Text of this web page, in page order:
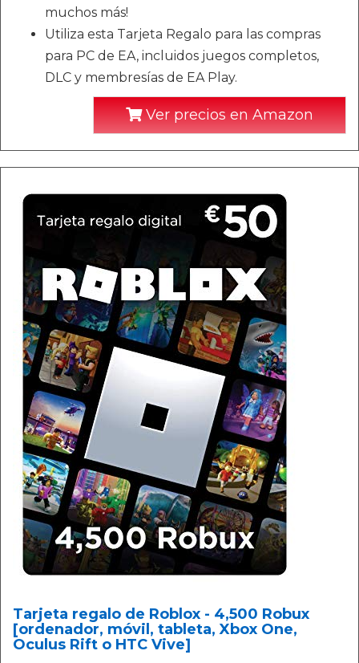
muchos más!
Utiliza esta Tarjeta Regalo para las compras
para PC de EA, incluidos juegos completos,
DLC y membresías de EA Play.
Ver precios en Amazon
Tarjeta regalo de Roblox - 4,500 Robux
[ordenador, móvil, tableta, Xbox One,
Oculus Rift o HTC Vive]